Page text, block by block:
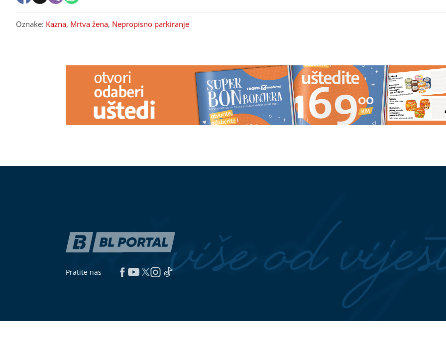
Oznake: Kazna, Mrtva žena, Nepropisno parkiranje
iznenadila'
Jovane Jeremić, a ona tvrdi da je u
nasrnuo na mene uzela sam
(FOTO)Poznati je kardiolog: Ova
doktorka je majka Mine Naumović,
Ako držite ventilator tik uz krevet,
pravite veliku grešku: Nećete se ni
Nelegalno izvlačili šljunak iz
Poznati BIZNISMEN OPET na
banjalučke policije